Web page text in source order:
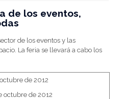
de los eventos,
de los eventos y las
La feria se llevará a cabo los
de 2012
octubre de 2012